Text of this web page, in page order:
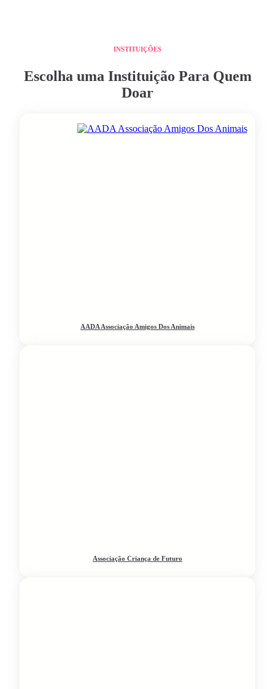
INSTITUIÇÕES
Escolha uma Instituição Para Quem
Doar
AADA Associação Amigos Dos Animais
Associação Criança de Futuro